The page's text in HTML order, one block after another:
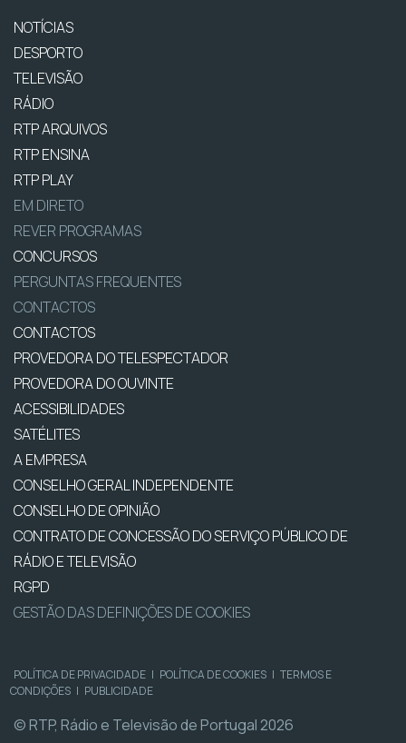
NOTÍCIAS
DESPORTO
TELEVISÃO
RÁDIO
RTP ARQUIVOS
RTP ENSINA
RTP PLAY
EM DIRETO
REVER PROGRAMAS
CONCURSOS
PERGUNTAS FREQUENTES
CONTACTOS
CONTACTOS
PROVEDORA DO TELESPECTADOR
PROVEDORA DO OUVINTE
ACESSIBILIDADES
SATÉLITES
A EMPRESA
CONSELHO GERAL INDEPENDENTE
CONSELHO DE OPINIÃO
CONTRATO DE CONCESSÃO DO SERVIÇO PÚBLICO DE
RÁDIO E TELEVISÃO
RGPD
GESTÃO DAS DEFINIÇÕES DE COOKIES
POLÍTICA DE PRIVACIDADE | POLÍTICA DE COOKIES | TERMOS E
CONDIÇÕES | PUBLICIDADE
© RTP, Rádio e Televisão de Portugal 2026